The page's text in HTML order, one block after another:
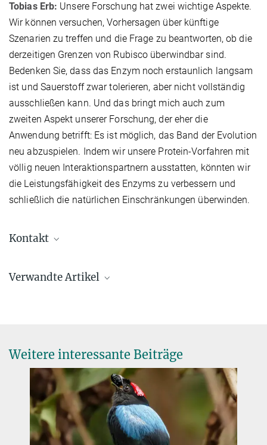
Tobias Erb: Unsere Forschung hat zwei wichtige Aspekte.
Wir können versuchen, Vorhersagen über künftige
Szenarien zu treffen und die Frage zu beantworten, ob die
derzeitigen Grenzen von Rubisco überwindbar sind.
Bedenken Sie, dass das Enzym noch erstaunlich langsam
ist und Sauerstoff zwar tolerieren, aber nicht vollständig
ausschließen kann. Und das bringt mich auch zum
zweiten Aspekt unserer Forschung, der eher die
Anwendung betrifft: Es ist möglich, das Band der Evolution
neu abzuspielen. Indem wir unsere Protein-Vorfahren mit
völlig neuen Interaktionspartnern ausstatten, könnten wir
die Leistungsfähigkeit des Enzyms zu verbessern und
schließlich die natürlichen Einschränkungen überwinden.
Kontakt
Max-Planck-Institut für terrestrische Mikrobiologie, Marburg
Verwandte Artikel
Zurück in die Zukunft der Fotosynthese
13. OKTOBER 2022
Die Rekonstruktion alter Enzyme enthüllt, wie sich die
Weitere interessante Beiträge